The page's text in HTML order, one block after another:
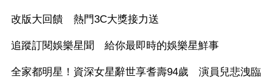
改版大回饋 熱門3C大獎接力送
追蹤訂閱娛樂星聞 給你最即時的娛樂星鮮事
全家都明星！資深女星辭世享耆壽94歲 演員兒悲洩臨